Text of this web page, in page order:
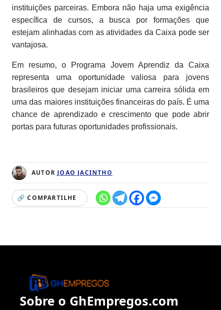
instituições parceiras. Embora não haja uma exigência
específica de cursos, a busca por formações que
estejam alinhadas com as atividades da Caixa pode ser
vantajosa.
Em resumo, o Programa Jovem Aprendiz da Caixa
representa uma oportunidade valiosa para jovens
brasileiros que desejam iniciar uma carreira sólida em
uma das maiores instituições financeiras do país. É uma
chance de aprendizado e crescimento que pode abrir
portas para futuras oportunidades profissionais.
AUTOR JOAO JACINTHO
🔗 COMPARTILHE
Sobre o GhEmpregos.com